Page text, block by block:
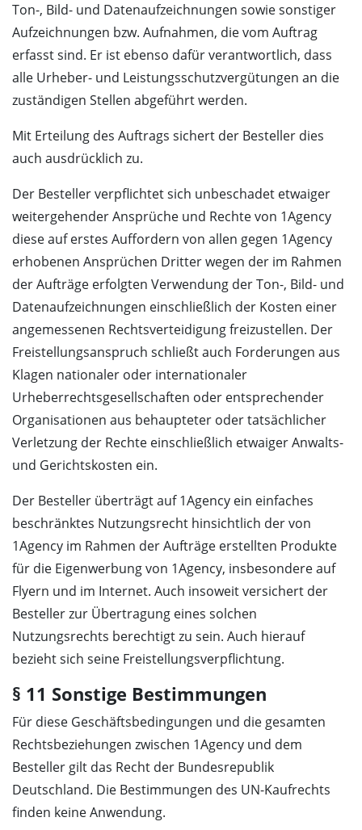
Ton-, Bild- und Datenaufzeichnungen sowie sonstiger
Aufzeichnungen bzw. Aufnahmen, die vom Auftrag
erfasst sind. Er ist ebenso dafür verantwortlich, dass
alle Urheber- und Leistungsschutzvergütungen an die
zuständigen Stellen abgeführt werden.
Mit Erteilung des Auftrags sichert der Besteller dies
auch ausdrücklich zu.
Der Besteller verpflichtet sich unbeschadet etwaiger
weitergehender Ansprüche und Rechte von 1Agency
diese auf erstes Auffordern von allen gegen 1Agency
erhobenen Ansprüchen Dritter wegen der im Rahmen
der Aufträge erfolgten Verwendung der Ton-, Bild- und
Datenaufzeichnungen einschließlich der Kosten einer
angemessenen Rechtsverteidigung freizustellen. Der
Freistellungsanspruch schließt auch Forderungen aus
Klagen nationaler oder internationaler
Urheberrechtsgesellschaften oder entsprechender
Organisationen aus behaupteter oder tatsächlicher
Verletzung der Rechte einschließlich etwaiger Anwalts-
und Gerichtskosten ein.
Der Besteller überträgt auf 1Agency ein einfaches
beschränktes Nutzungsrecht hinsichtlich der von
1Agency im Rahmen der Aufträge erstellten Produkte
für die Eigenwerbung von 1Agency, insbesondere auf
Flyern und im Internet. Auch insoweit versichert der
Besteller zur Übertragung eines solchen
Nutzungsrechts berechtigt zu sein. Auch hierauf
bezieht sich seine Freistellungsverpflichtung.
§ 11 Sonstige Bestimmungen
Für diese Geschäftsbedingungen und die gesamten
Rechtsbeziehungen zwischen 1Agency und dem
Besteller gilt das Recht der Bundesrepublik
Deutschland. Die Bestimmungen des UN-Kaufrechts
finden keine Anwendung.